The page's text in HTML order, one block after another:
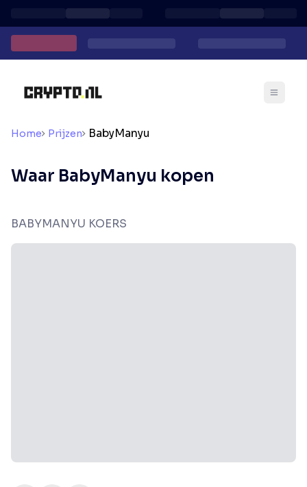
Home Prijzen BabyManyu
Waar BabyManyu kopen
BABYMANYU KOERS